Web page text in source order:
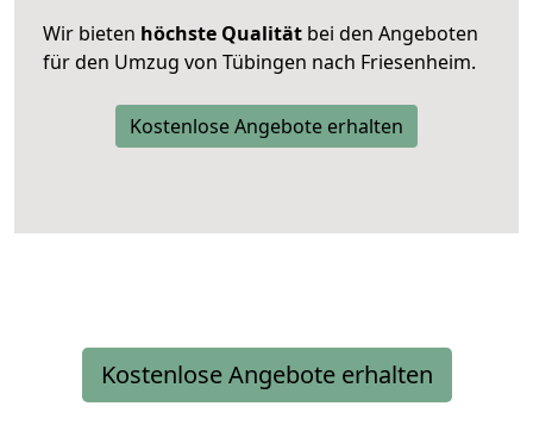
Wir bieten höchste Qualität bei den Angeboten
für den Umzug von Tübingen nach Friesenheim.
Kostenlose Angebote erhalten
Kostenlose Angebote erhalten